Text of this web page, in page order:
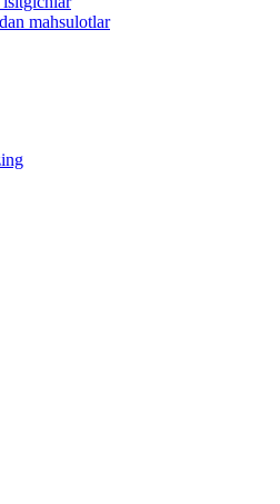
mahsulotlar